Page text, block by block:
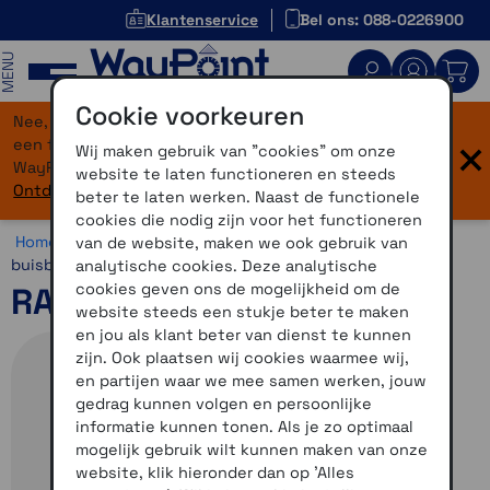
Klantenservice Bel ons: 088-0226900
Nee, je bent niet verdwaald! Onze website heeft
een flinke upgrade gekregen. Dezelfde vertrouwde
WayPoint-service, maar dan in een modern jasje.
Ontdek hier wat er allemaal nieuw is.
×
Home >Motor >Montage >RAM Mounts >Stuur -
buisbevestiging
RAM draai en kantelsteun
Cookie voorkeuren
Wij maken gebruik van "cookies" om onze
website te laten functioneren en steeds
beter te laten werken. Naast de functionele
cookies die nodig zijn voor het functioneren
van de website, maken we ook gebruik van
analytische cookies. Deze analytische
cookies geven ons de mogelijkheid om de
website steeds een stukje beter te maken
en jou als klant beter van dienst te kunnen
zijn. Ook plaatsen wij cookies waarmee wij,
en partijen waar we mee samen werken, jouw
gedrag kunnen volgen en persoonlijke
informatie kunnen tonen. Als je zo optimaal
mogelijk gebruik wilt kunnen maken van onze
website, klik hieronder dan op 'Alles